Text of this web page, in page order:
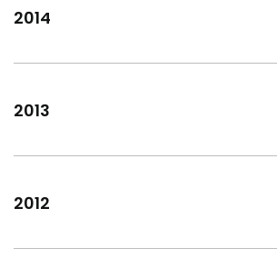
2014
2013
2012